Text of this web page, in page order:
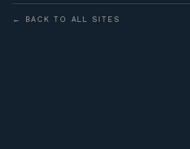
← BACK TO ALL SITES